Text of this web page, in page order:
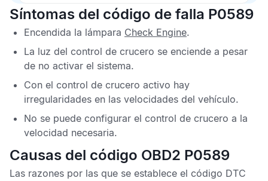
Síntomas del código de falla P0589
Encendida la lámpara Check Engine.
La luz del control de crucero se enciende a pesar
de no activar el sistema.
Con el control de crucero activo hay
irregularidades en las velocidades del vehículo.
No se puede configurar el control de crucero a la
velocidad necesaria.
Causas del código OBD2 P0589
Las razones por las que se establece el código DTC